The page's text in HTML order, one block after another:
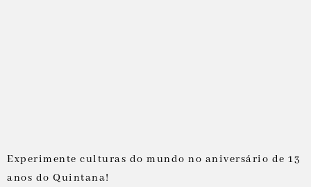
Experimente culturas do mundo no aniversário de 13
anos do Quintana!